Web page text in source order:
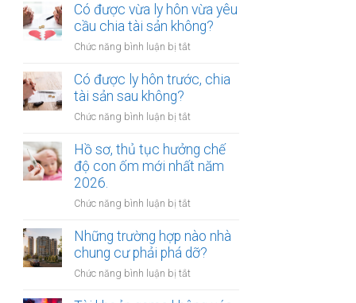
đất?
phạt
bao
bồi
thường
tổn
thất
thần
thế
nào?
Có được vừa ly hôn vừa yêu
cầu chia tài sản không?
Chức năng bình luận bị tắt
được
hôn
yêu
cầu
không?
Có được ly hôn trước, chia
tài sản sau không?
Chức năng bình luận bị tắt
được
ly
chia
sản
sau
Hồ sơ, thủ tục hưởng chế
độ con ốm mới nhất năm
2026.
Chức năng bình luận bị tắt
sơ,
thủ
hưởng
Những trường hợp nào nhà
chung cư phải phá dỡ?
Chức năng bình luận bị tắt